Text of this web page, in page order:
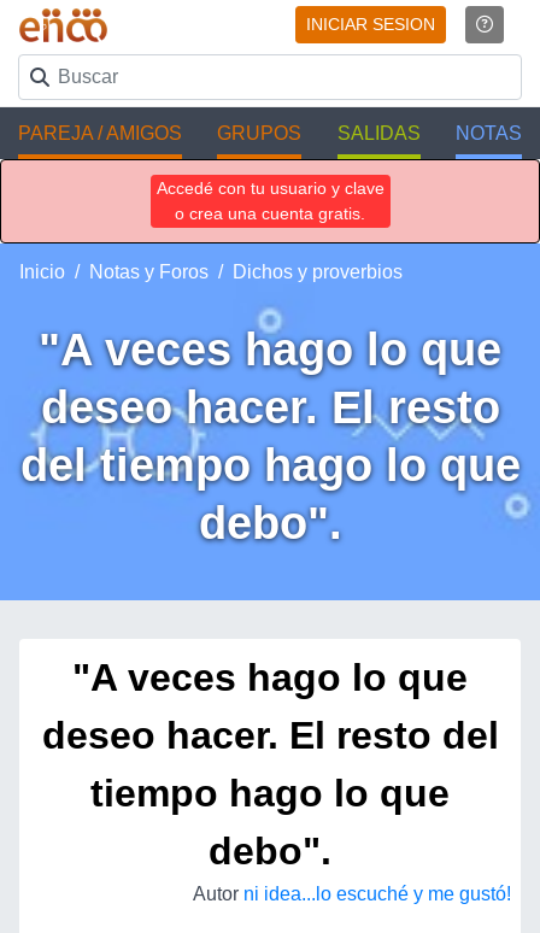
INICIAR SESION
PAREJA / AMIGOS GRUPOS SALIDAS NOTAS
Accedé con tu usuario y clave
o crea una cuenta gratis.
Inicio Notas y Foros Dichos y proverbios
"A veces hago lo que
deseo hacer. El resto
del tiempo hago lo que
debo".
"A veces hago lo que
deseo hacer. El resto del
tiempo hago lo que
debo".
Autor ni idea...lo escuché y me gustó!